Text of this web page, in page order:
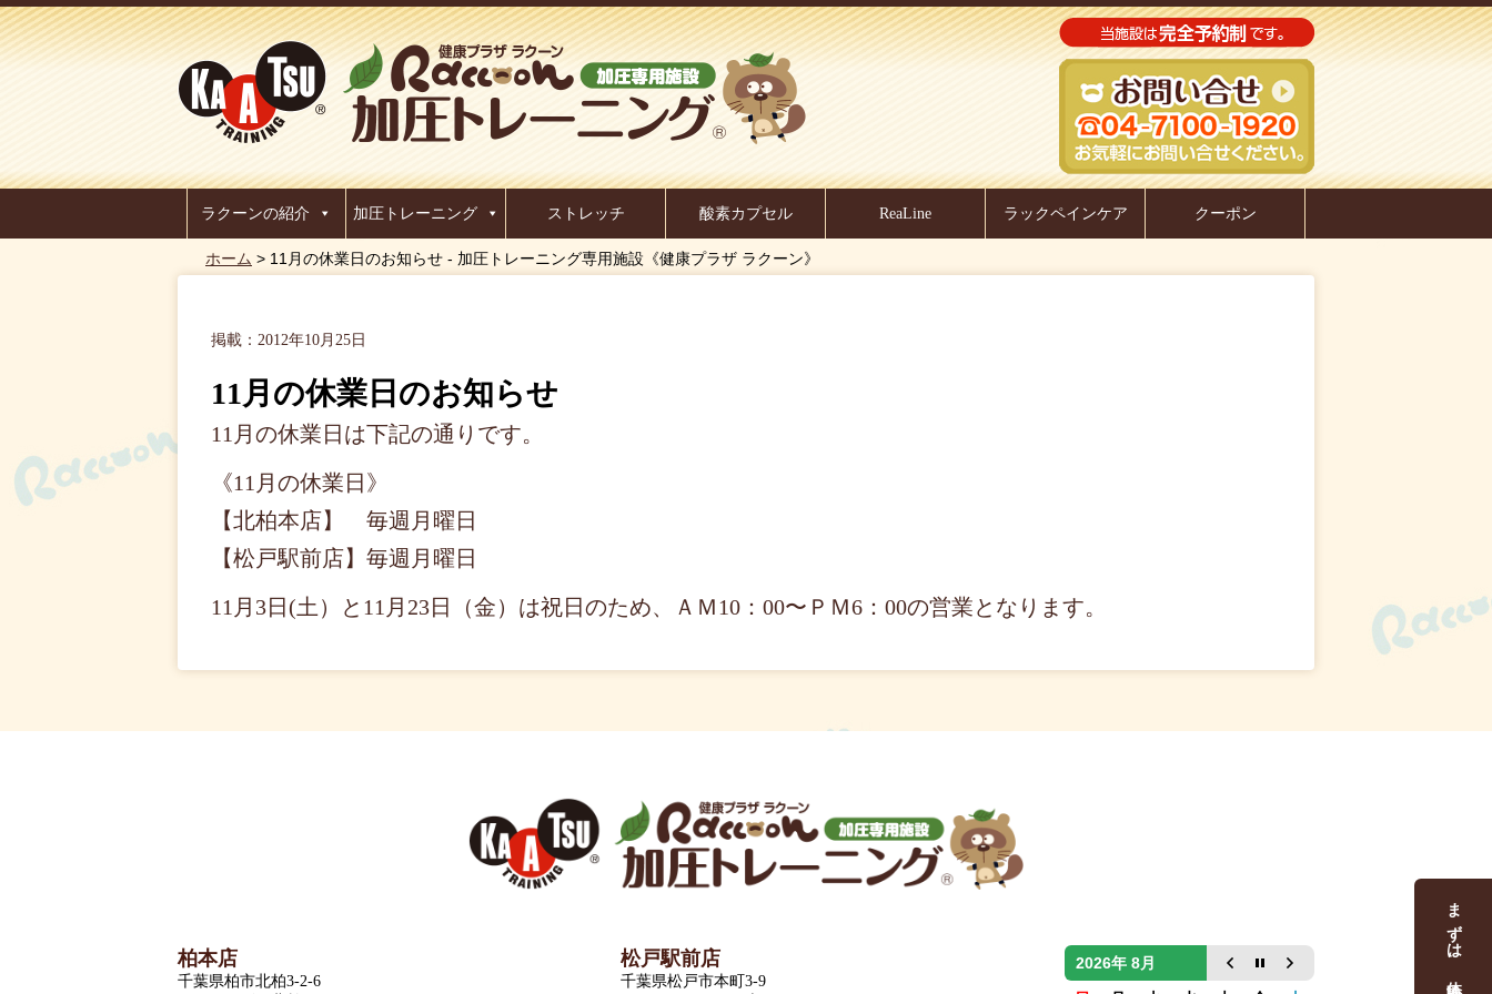
ラクーンの紹介 加圧トレーニング ストレッチ 酸素カプセル ReaLine ラックペインケア クーポン
ホーム > 11月の休業日のお知らせ - 加圧トレーニング専用施設《健康プラザ ラクーン》
掲載：2012年10月25日
11月の休業日のお知らせ
11月の休業日は下記の通りです。
《11月の休業日》
【北柏本店】 毎週月曜日
【松戸駅前店】毎週月曜日
11月3日(土）と11月23日（金）は祝日のため、ＡＭ10：00〜ＰＭ6：00の営業となります。
柏本店
千葉県柏市北柏3-2-6
松戸駅前店
千葉県松戸市本町3-9
2026年 8月